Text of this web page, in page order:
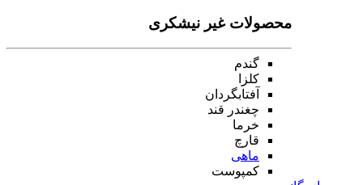
محصولات غیر نیشکری
گندم
کلزا
آفتابگردان
چغندر قند
خرما
قارچ
ماهی
کمپوست